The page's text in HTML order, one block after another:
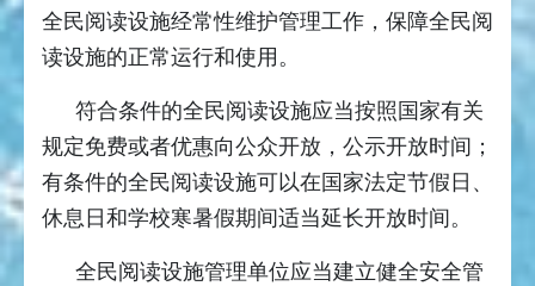
全民阅读设施经常性维护管理工作，保障全民阅
读设施的正常运行和使用。
符合条件的全民阅读设施应当按照国家有关
规定免费或者优惠向公众开放，公示开放时间；
有条件的全民阅读设施可以在国家法定节假日、
休息日和学校寒暑假期间适当延长开放时间。
全民阅读设施管理单位应当建立健全安全管